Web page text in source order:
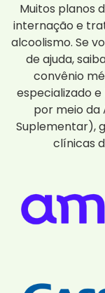
Muitos planos
internação e
alcoolismo. Se
de ajuda,
convênio
especializado e
por meio da
Suplementar),
clínicas